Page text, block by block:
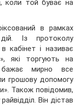
коли той буває на
в рамках
Із протоколу
кабінет і називає
які торгують на
мирно все
грошову допомогу
Також повідомив,
Він дістав